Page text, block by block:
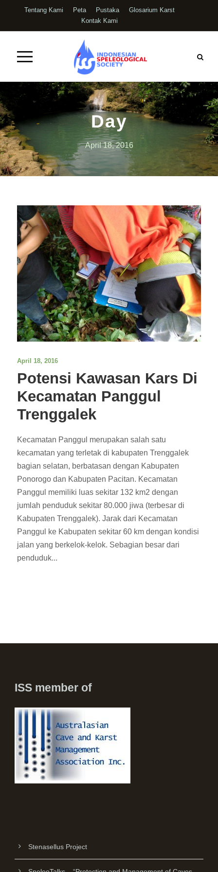
Tentang Kami Peta Pustaka
Glosarium Karst
Kontak Kami
Day
April 18, 2016
April 18, 2016
Potensi Kawasan Kars Di
Kecamatan Panggul
Trenggalek
Kecamatan Panggul merupakan salah satu
kecamatan yang terletak di kabupaten Trenggalek
bagian selatan, berbatasan dengan Kabupaten
Ponorogo dan Kabupaten Pacitan. Kecamatan
Panggul memiliki luas sekitar 132 km2 dengan
jumlah penduduk sekitar 80.000 jiwa (terbesar di
Kabupaten Trenggalek). Jarak dari Kecamatan
Panggul ke Kabupaten sekitar 60 km dengan kondisi
jalan yang berkelok-kelok. Sebagian besar dari
penduduk...
ISS member of
Stenasellus Project